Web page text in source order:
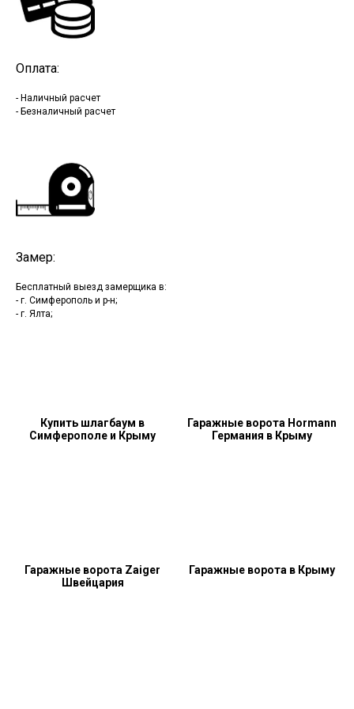
Оплата:
- Наличный расчет
- Безналичный расчет
Замер:
Бесплатный выезд замерщика в:
- г. Симферополь и р-н;
- г. Ялта;
Купить шлагбаум в
Симферополе и Крыму
Гаражные ворота Hormann
Германия в Крыму
Гаражные ворота Zaiger
Швейцария
Гаражные ворота в Крыму